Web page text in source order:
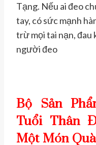
Tạng. Nếu ai đeo
tay, có sức mạnh
trừ mọi tai nạn, đau
người đeo
Bộ Sản
Tuổi Thân
Một Món